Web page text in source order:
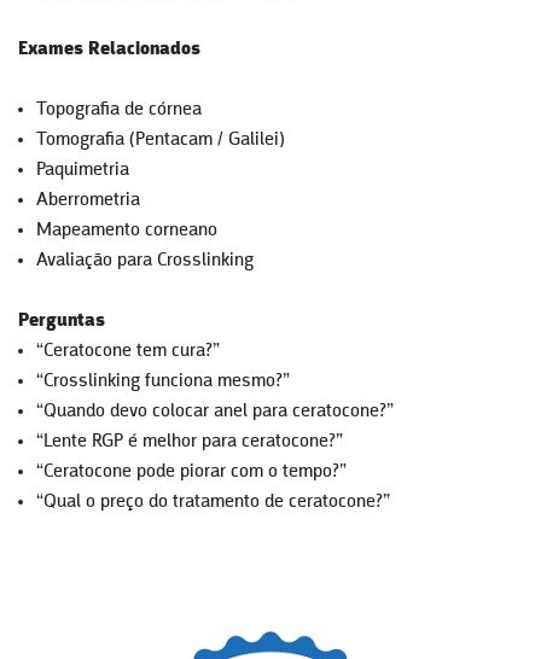
Exames Relacionados
Topografia de córnea
Tomografia (Pentacam / Galilei)
Paquimetria
Aberrometria
Mapeamento corneano
Avaliação para Crosslinking
Perguntas
“Ceratocone tem cura?”
“Crosslinking funciona mesmo?”
“Quando devo colocar anel para ceratocone?”
“Lente RGP é melhor para ceratocone?”
“Ceratocone pode piorar com o tempo?”
“Qual o preço do tratamento de ceratocone?”